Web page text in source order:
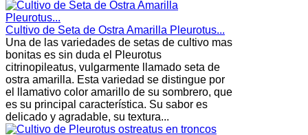
Cultivo de Seta de Ostra Amarilla Pleurotus...
Una de las variedades de setas de cultivo mas
bonitas es sin duda el Pleurotus
citrinopileatus, vulgarmente llamado seta de
ostra amarilla. Esta variedad se distingue por
el llamativo color amarillo de su sombrero, que
es su principal característica. Su sabor es
delicado y agradable, su textura...